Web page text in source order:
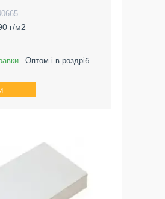
г/м2
Оптом і в роздріб